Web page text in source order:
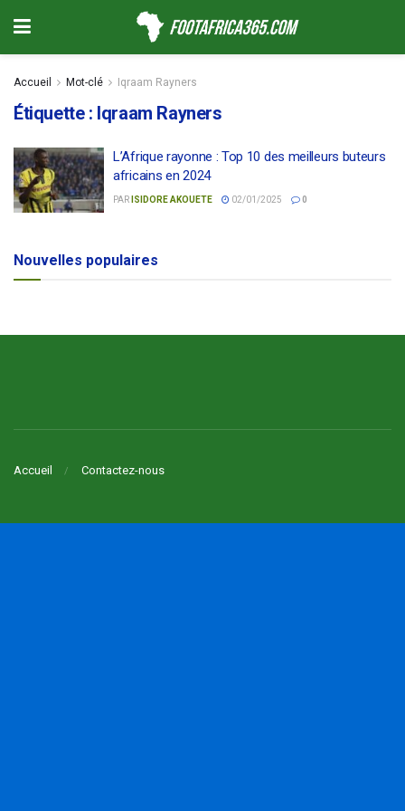
Accueil Mot-clé Iqraam Rayners
Étiquette : Iqraam Rayners
L’Afrique rayonne : Top 10 des meilleurs buteurs
africains en 2024
PAR ISIDORE AKOUETE 02/01/2025 0
Nouvelles populaires
Accueil Contactez-nous